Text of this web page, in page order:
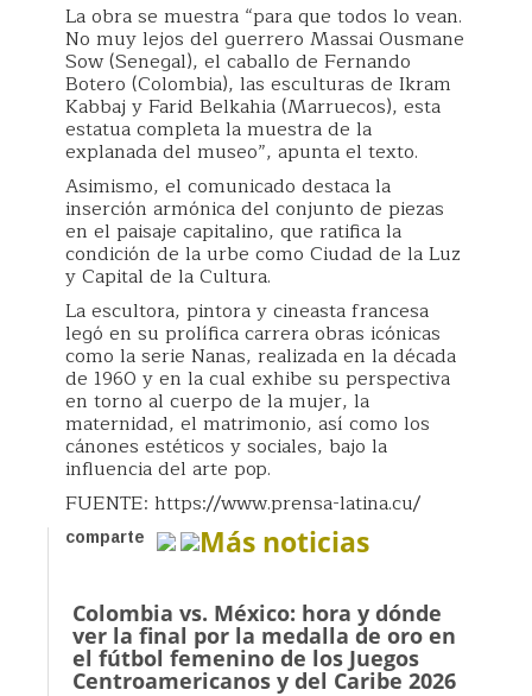
La obra se muestra “para que todos lo vean.
No muy lejos del guerrero Massai Ousmane
Sow (Senegal), el caballo de Fernando
Botero (Colombia), las esculturas de Ikram
Kabbaj y Farid Belkahia (Marruecos), esta
estatua completa la muestra de la
explanada del museo”, apunta el texto.
Asimismo, el comunicado destaca la
inserción armónica del conjunto de piezas
en el paisaje capitalino, que ratifica la
condición de la urbe como Ciudad de la Luz
y Capital de la Cultura.
La escultora, pintora y cineasta francesa
legó en su prolífica carrera obras icónicas
como la serie Nanas, realizada en la década
de 1960 y en la cual exhibe su perspectiva
en torno al cuerpo de la mujer, la
maternidad, el matrimonio, así como los
cánones estéticos y sociales, bajo la
influencia del arte pop.
FUENTE: https://www.prensa-latina.cu/
comparte Más noticias
Colombia vs. México: hora y dónde
ver la final por la medalla de oro en
el fútbol femenino de los Juegos
Centroamericanos y del Caribe 2026